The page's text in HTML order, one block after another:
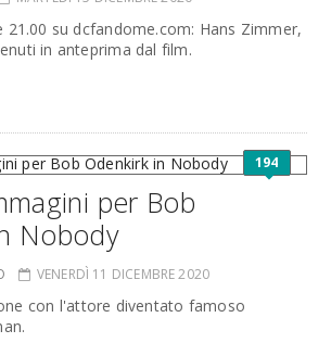
21.00 su dcfandome.com: Hans Zimmer,
in anteprima dal film.
194
per Bob
Nobody
VENERDÌ 11 DICEMBRE 2020
con l'attore diventato famoso